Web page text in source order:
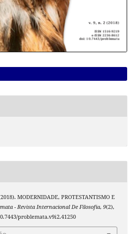
MODERNIDADE, PROTESTANTISMO E
- Revista Internacional De Filosofia, 9(2),
problemata.v9i2.41250